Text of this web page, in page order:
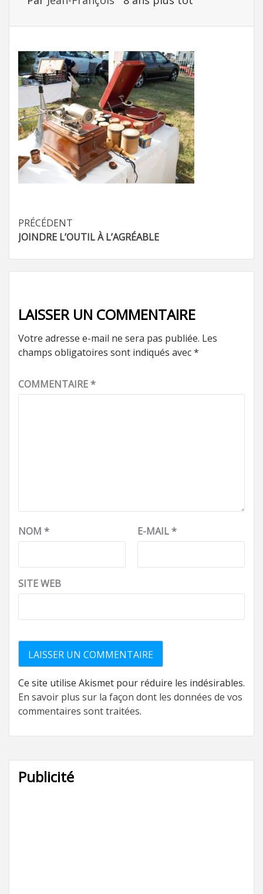
Navigation
d’article
PRÉCÉDENT
JOINDRE L’OUTIL À L’AGRÉABLE
LAISSER UN COMMENTAIRE
Votre adresse e-mail ne sera pas publiée. Les
champs obligatoires sont indiqués avec*
COMMENTAIRE*
NOM * E-MAIL*
SITE WEB
Ce site utilise Akismet pour réduire les indésirables.
En savoir plus sur la façon dont les données de vos
commentaires sont traitées.
Publicité